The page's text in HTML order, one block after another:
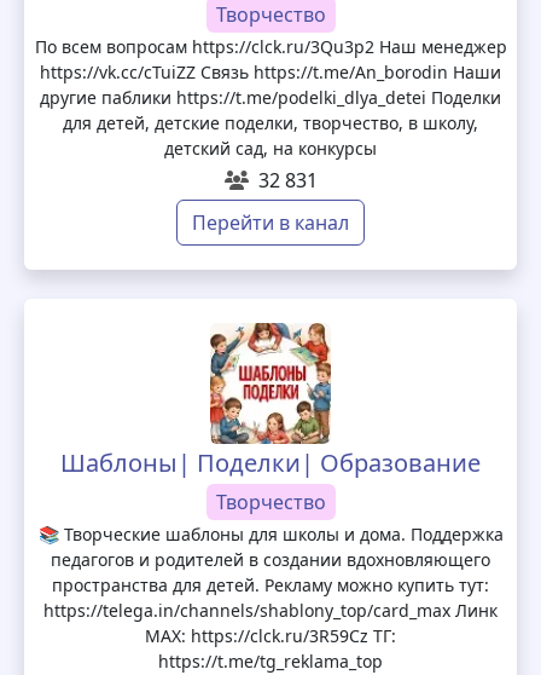
Творчество
По всем вопросам https://clck.ru/3Qu3p2 Наш менеджер
https://vk.cc/cTuiZZ Связь https://t.me/An_borodin Наши
другие паблики https://t.me/podelki_dlya_detei Поделки
для детей, детские поделки, творчество, в школу,
детский сад, на конкурсы
32 831
Перейти в канал
Шаблоны| Поделки| Образование
Творчество
📚 Творческие шаблоны для школы и дома. Поддержка
педагогов и родителей в создании вдохновляющего
пространства для детей. Рекламу можно купить тут:
https://telega.in/channels/shablony_top/card_max Линк
МАХ: https://clck.ru/3R59Cz ТГ:
https://t.me/tg_reklama_top